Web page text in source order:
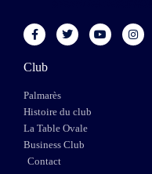
Club
Palmarès
Histoire du club
La Table Ovale
Business Club
Contact